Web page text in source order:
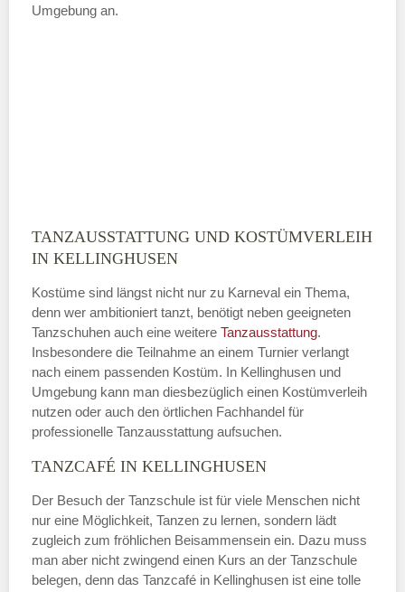
Umgebung an.
TANZAUSSTATTUNG UND KOSTÜMVERLEIH
IN KELLINGHUSEN
Kostüme sind längst nicht nur zu Karneval ein Thema,
denn wer ambitioniert tanzt, benötigt neben geeigneten
Tanzschuhen auch eine weitere Tanzausstattung.
Insbesondere die Teilnahme an einem Turnier verlangt
nach einem passenden Kostüm. In Kellinghusen und
Umgebung kann man diesbezüglich einen Kostümverleih
nutzen oder auch den örtlichen Fachhandel für
professionelle Tanzausstattung aufsuchen.
TANZCAFÉ IN KELLINGHUSEN
Der Besuch der Tanzschule ist für viele Menschen nicht
nur eine Möglichkeit, Tanzen zu lernen, sondern lädt
zugleich zum fröhlichen Beisammensein ein. Dazu muss
man aber nicht zwingend einen Kurs an der Tanzschule
belegen, denn das Tanzcafé in Kellinghusen ist eine tolle